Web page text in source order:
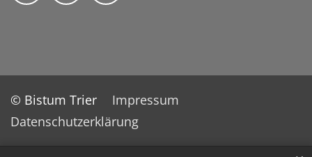
© Bistum Trier
Impressum
Datenschutzerklärung